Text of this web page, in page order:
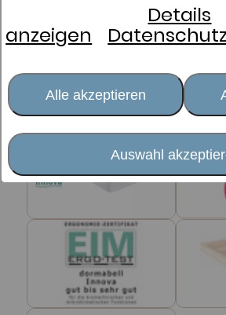
Details
anzeigen
Alle akzeptieren
Auswahl